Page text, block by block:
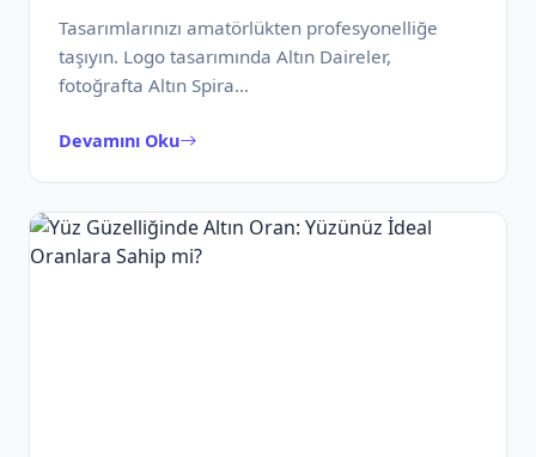
Tasarımlarınızı amatörlükten profesyonelliğe
taşıyın. Logo tasarımında Altın Daireler,
fotoğrafta Altın Spira…
Devamını Oku